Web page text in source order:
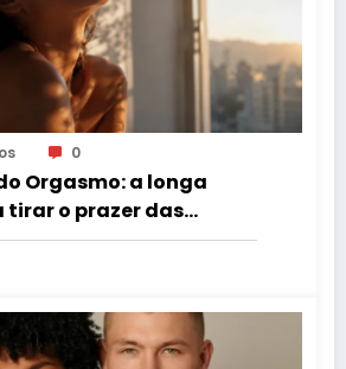
0
Orgasmo: a longa
o prazer das